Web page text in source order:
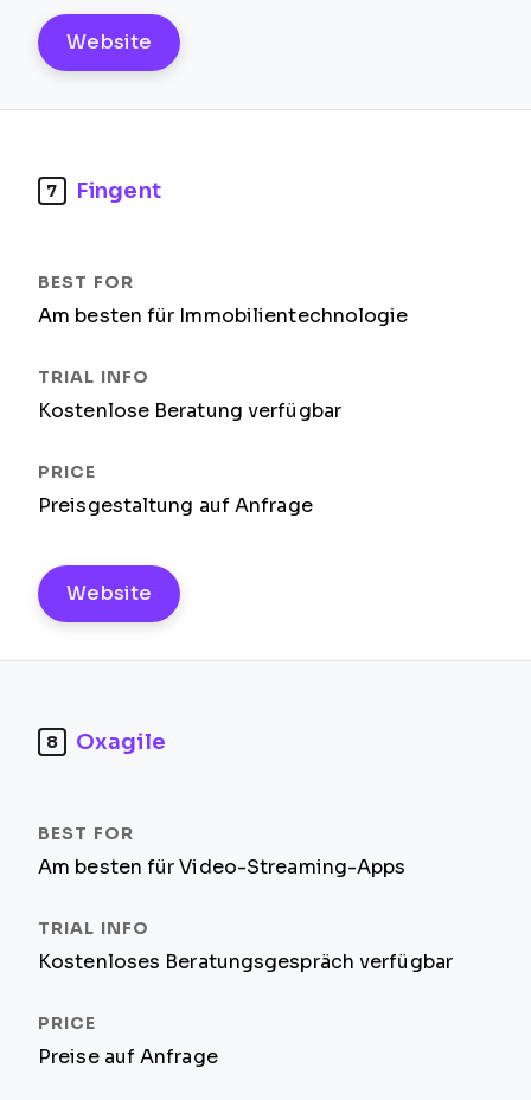
Website
7 Fingent
Am besten für Immobilientechnologie
Kostenlose Beratung verfügbar
Preisgestaltung auf Anfrage
Website
8 Oxagile
Am besten für Video-Streaming-Apps
Kostenloses Beratungsgespräch verfügbar
Preise auf Anfrage